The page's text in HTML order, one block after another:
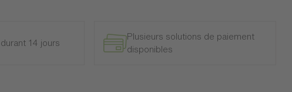
14 jours
Plusieurs solutions de paiement
disponibles